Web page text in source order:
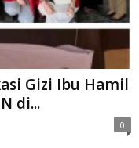
Gizi Ibu Hamil
di...
0